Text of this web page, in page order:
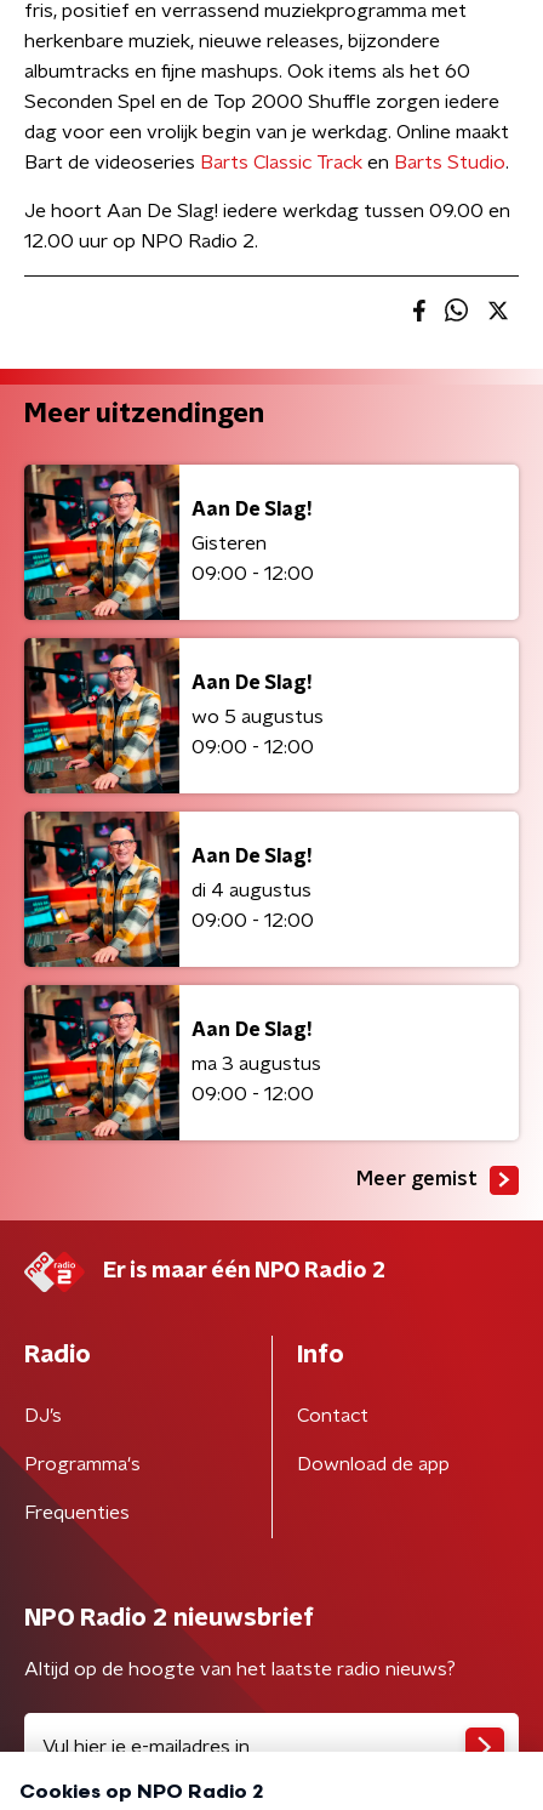
fris, positief en verrassend muziekprogramma met
herkenbare muziek, nieuwe releases, bijzondere
albumtracks en fijne mashups. Ook items als het 60
Seconden Spel en de Top 2000 Shuffle zorgen iedere
dag voor een vrolijk begin van je werkdag. Online maakt
Bart de videoseries Barts Classic Track en Barts Studio.
Je hoort Aan De Slag! iedere werkdag tussen 09.00 en
12.00 uur op NPO Radio 2.
Meer uitzendingen
Aan De Slag!
Gisteren
09:00 - 12:00
Aan De Slag!
wo 5 augustus
09:00 - 12:00
Aan De Slag!
di 4 augustus
09:00 - 12:00
Aan De Slag!
ma 3 augustus
09:00 - 12:00
Meer gemist
Er is maar één NPO Radio 2
Radio
DJ’s
Programma's
Frequenties
Info
Contact
Download de app
NPO Radio 2 nieuwsbrief
Altijd op de hoogte van het laatste radio nieuws?